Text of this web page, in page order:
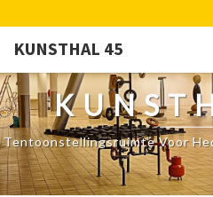
KUNSTHAL 45
Tentoonstellingsruimte Voor